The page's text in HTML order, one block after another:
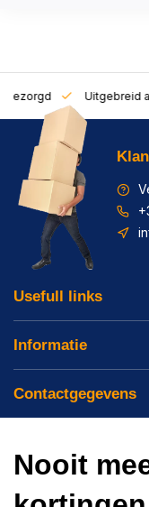
Uitgebreid
Usefull links
Informatie
Contactgegevens
Nooit